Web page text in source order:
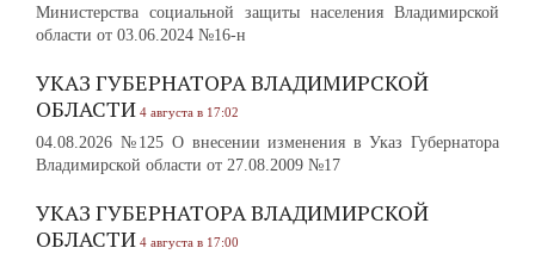
Министерства социальной защиты населения Владимирской
области от 03.06.2024 №16-н
УКАЗ ГУБЕРНАТОРА ВЛАДИМИРСКОЙ
ОБЛАСТИ 4 августа в 17:02
04.08.2026 №125 О внесении изменения в Указ Губернатора
Владимирской области от 27.08.2009 №17
УКАЗ ГУБЕРНАТОРА ВЛАДИМИРСКОЙ
ОБЛАСТИ 4 августа в 17:00